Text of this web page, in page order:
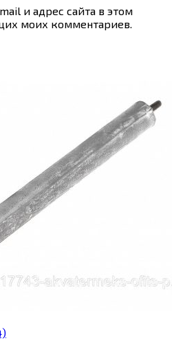
и адрес сайта в этом
моих комментариев.